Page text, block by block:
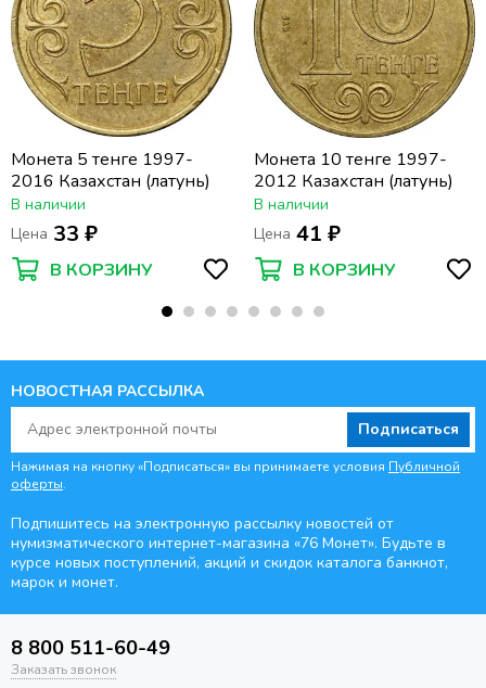
Монета 5 тенге 1997-
2016 Казахстан (латунь)
В наличии
Цена 33 ₽
В КОРЗИНУ
Монета 10 тенге 1997-
2012 Казахстан (латунь)
В наличии
Цена 41 ₽
В КОРЗИНУ
НОВОСТНАЯ РАССЫЛКА
Подписаться
Нажимая на кнопку «Подписаться» вы принимаете условия Публичной
оферты.
Подпишитесь на электронную рассылку новостей от
нумизматического интернет-магазина «76 Монет». Будьте в
курсе новых поступлений, акций и скидок каталога банкнот,
марок и монет.
8 800 511-60-49
Заказать звонок